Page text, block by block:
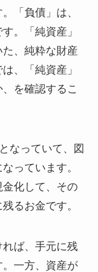
「負債」は、
。「純資産」
、純粋な財産
、「純資産」
を確認するこ
なっていて、図
っています。
化して、その
るお金です。
ば、手元に残
一方、資産が